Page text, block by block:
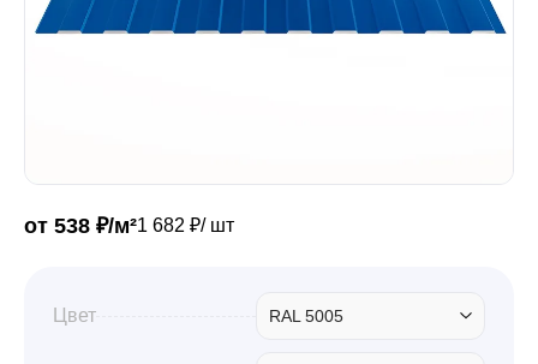
Кровля
Профили для гипсокартона
от 538 ₽/м²1 682 ₽/ шт
Цвет RAL 5005